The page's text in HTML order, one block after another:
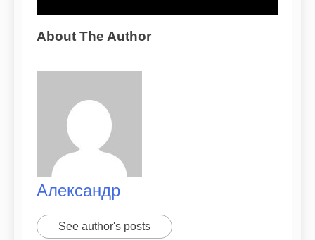
About The Author
Александр
See author's posts